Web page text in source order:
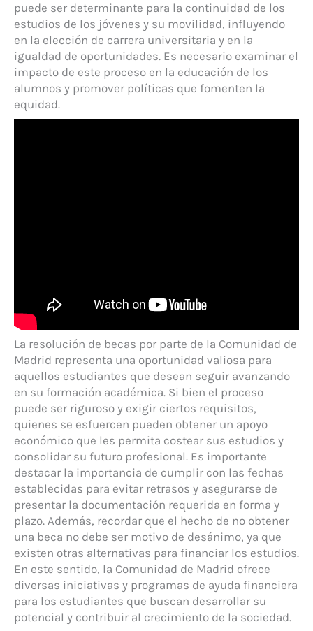
puede ser determinante para la continuidad de los
estudios de los jóvenes y su movilidad, influyendo
en la elección de carrera universitaria y en la
igualdad de oportunidades. Es necesario examinar el
impacto de este proceso en la educación de los
alumnos y promover políticas que fomenten la
equidad.
La resolución de becas por parte de la Comunidad de
Madrid representa una oportunidad valiosa para
aquellos estudiantes que desean seguir avanzando
en su formación académica. Si bien el proceso
puede ser riguroso y exigir ciertos requisitos,
quienes se esfuercen pueden obtener un apoyo
económico que les permita costear sus estudios y
consolidar su futuro profesional. Es importante
destacar la importancia de cumplir con las fechas
establecidas para evitar retrasos y asegurarse de
presentar la documentación requerida en forma y
plazo. Además, recordar que el hecho de no obtener
una beca no debe ser motivo de desánimo, ya que
existen otras alternativas para financiar los estudios.
En este sentido, la Comunidad de Madrid ofrece
diversas iniciativas y programas de ayuda financiera
para los estudiantes que buscan desarrollar su
potencial y contribuir al crecimiento de la sociedad.